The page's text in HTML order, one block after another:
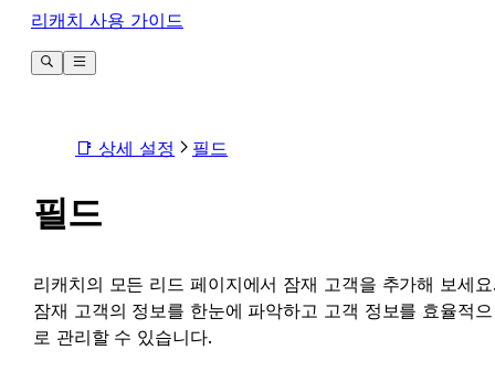
리캐치 사용 가이드
📑 상세 설정 필드
필드
리캐치의 모든 리드 페이지에서 잠재 고객을 추가해 보세
잠재 고객의 정보를 한눈에 파악하고 고객 정보를 효율적으
로 관리할 수 있습니다.